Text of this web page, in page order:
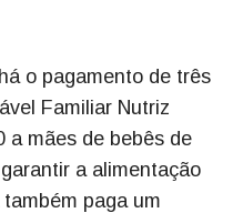
o pagamento de três
Familiar Nutriz
a mães de bebês de
a alimentação
paga um